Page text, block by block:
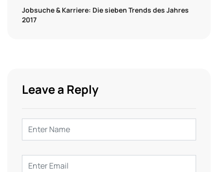
Jobsuche & Karriere: Die sieben Trends des Jahres
2017
Leave a Reply